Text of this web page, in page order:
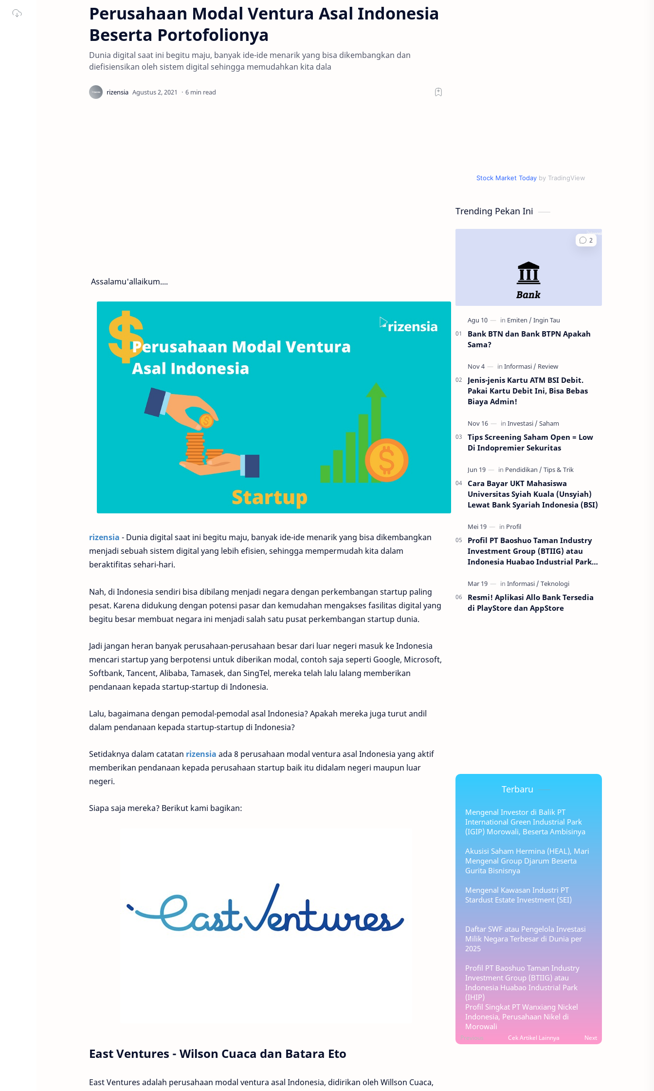
Perusahaan Modal Ventura Asal Indonesia
Beserta Portofolionya
Dunia digital saat ini begitu maju, banyak ide-ide menarik yang bisa dikembangkan dan
diefisiensikan oleh sistem digital sehingga memudahkan kita dala
6 min read
Assalamu'allaikum....
rizensia - Dunia digital saat ini begitu maju, banyak ide-ide menarik yang bisa dikembangkan
menjadi sebuah sistem digital yang lebih efisien, sehingga mempermudah kita dalam
beraktifitas sehari-hari.
Nah, di Indonesia sendiri bisa dibilang menjadi negara dengan perkembangan startup paling
pesat. Karena didukung dengan potensi pasar dan kemudahan mengakses fasilitas digital yang
begitu besar membuat negara ini menjadi salah satu pusat perkembangan startup dunia.
Jadi jangan heran banyak perusahaan-perusahaan besar dari luar negeri masuk ke Indonesia
mencari startup yang berpotensi untuk diberikan modal, contoh saja seperti Google, Microsoft,
Softbank, Tancent, Alibaba, Tamasek, dan SingTel, mereka telah lalu lalang memberikan
pendanaan kepada startup-startup di Indonesia.
Lalu, bagaimana dengan pemodal-pemodal asal Indonesia? Apakah mereka juga turut andil
dalam pendanaan kepada startup-startup di Indonesia?
Setidaknya dalam catatan rizensia ada 8 perusahaan modal ventura asal Indonesia yang aktif
memberikan pendanaan kepada perusahaan startup baik itu didalam negeri maupun luar
negeri.
Siapa saja mereka? Berikut kami bagikan:
East Ventures - Wilson Cuaca dan Batara Eto
East Ventures adalah perusahaan modal ventura asal Indonesia, didirikan oleh Willson Cuaca,
Stock Market Todayby TradingView
Trending Pekan Ini
Bank BTN dan Bank BTPN Apakah
Sama?
Jenis-jenis Kartu ATM BSI Debit.
Pakai Kartu Debit Ini, Bisa Bebas
Biaya Admin!
Tips Screening Saham Open = Low
Di Indopremier Sekuritas
Cara Bayar UKT Mahasiswa
Universitas Syiah Kuala (Unsyiah)
Lewat Bank Syariah Indonesia (BSI)
Profil PT Baoshuo Taman Industry
Investment Group (BTIIG) atau
Indonesia Huabao Industrial Park
Resmi! Aplikasi Allo Bank Tersedia
di PlayStore dan AppStore
Terbaru
Mengenal Investor di Balik PT
International Green Industrial Park
(IGIP) Morowali, Beserta Ambisinya
Akusisi Saham Hermina (HEAL), Mari
Mengenal Group Djarum Beserta
Gurita Bisnisnya
Mengenal Kawasan Industri PT
Stardust Estate Investment (SEI)
Daftar SWF atau Pengelola Investasi
Milik Negara Terbesar di Dunia per
2025
Profil PT Baoshuo Taman Industry
Investment Group (BTIIG) atau
Indonesia Huabao Industrial Park
(IHIP)
Profil Singkat PT Wanxiang Nickel
Indonesia, Perusahaan Nikel di
Morowali
Previous Next
Cek Artikel Lainnya